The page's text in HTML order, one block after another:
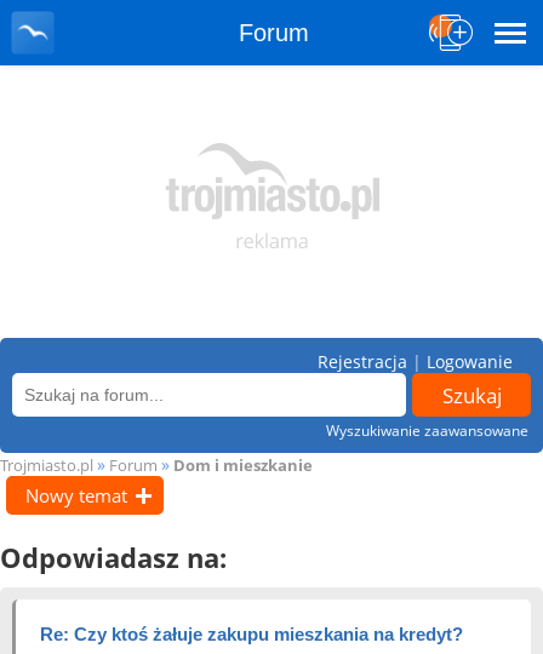
Forum
Wyszukiwanie zaawansowane
Rejestracja | Logowanie
Trojmiasto.pl » Forum » Dom i mieszkanie
Nowy temat
Odpowiadasz na:
Re: Czy ktoś żałuje zakupu mieszkania na kredyt?